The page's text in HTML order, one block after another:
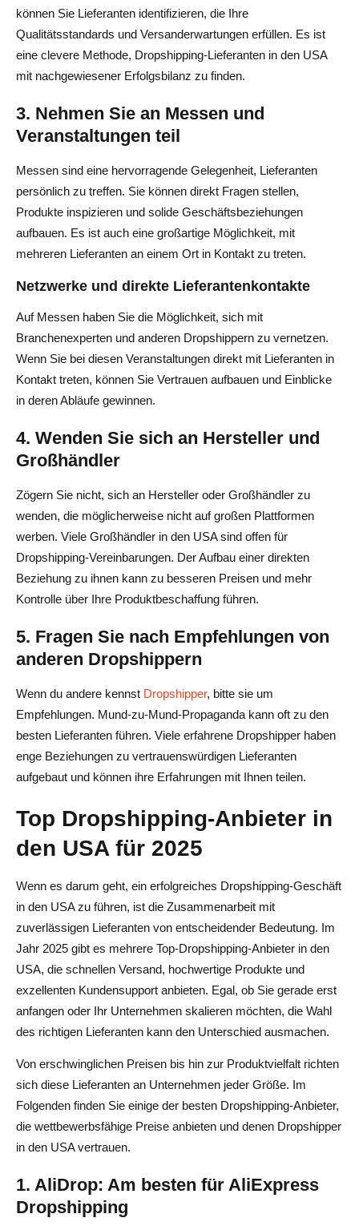
können Sie Lieferanten identifizieren, die Ihre
Qualitätsstandards und Versanderwartungen erfüllen. Es ist
eine clevere Methode, Dropshipping-Lieferanten in den USA
mit nachgewiesener Erfolgsbilanz zu finden.
3. Nehmen Sie an Messen und
Veranstaltungen teil
Messen sind eine hervorragende Gelegenheit, Lieferanten
persönlich zu treffen. Sie können direkt Fragen stellen,
Produkte inspizieren und solide Geschäftsbeziehungen
aufbauen. Es ist auch eine großartige Möglichkeit, mit
mehreren Lieferanten an einem Ort in Kontakt zu treten.
Netzwerke und direkte Lieferantenkontakte
Auf Messen haben Sie die Möglichkeit, sich mit
Branchenexperten und anderen Dropshippern zu vernetzen.
Wenn Sie bei diesen Veranstaltungen direkt mit Lieferanten in
Kontakt treten, können Sie Vertrauen aufbauen und Einblicke
in deren Abläufe gewinnen.
4. Wenden Sie sich an Hersteller und
Großhändler
Zögern Sie nicht, sich an Hersteller oder Großhändler zu
wenden, die möglicherweise nicht auf großen Plattformen
werben. Viele Großhändler in den USA sind offen für
Dropshipping-Vereinbarungen. Der Aufbau einer direkten
Beziehung zu ihnen kann zu besseren Preisen und mehr
Kontrolle über Ihre Produktbeschaffung führen.
5. Fragen Sie nach Empfehlungen von
anderen Dropshippern
Wenn du andere kennst Dropshipper, bitte sie um
Empfehlungen. Mund-zu-Mund-Propaganda kann oft zu den
besten Lieferanten führen. Viele erfahrene Dropshipper haben
enge Beziehungen zu vertrauenswürdigen Lieferanten
aufgebaut und können ihre Erfahrungen mit Ihnen teilen.
Top Dropshipping-Anbieter in
den USA für 2025
Wenn es darum geht, ein erfolgreiches Dropshipping-Geschäft
in den USA zu führen, ist die Zusammenarbeit mit
zuverlässigen Lieferanten von entscheidender Bedeutung. Im
Jahr 2025 gibt es mehrere Top-Dropshipping-Anbieter in den
USA, die schnellen Versand, hochwertige Produkte und
exzellenten Kundensupport anbieten. Egal, ob Sie gerade erst
anfangen oder Ihr Unternehmen skalieren möchten, die Wahl
des richtigen Lieferanten kann den Unterschied ausmachen.
Von erschwinglichen Preisen bis hin zur Produktvielfalt richten
sich diese Lieferanten an Unternehmen jeder Größe. Im
Folgenden finden Sie einige der besten Dropshipping-Anbieter,
die wettbewerbsfähige Preise anbieten und denen Dropshipper
in den USA vertrauen.
1. AliDrop: Am besten für AliExpress
Dropshipping